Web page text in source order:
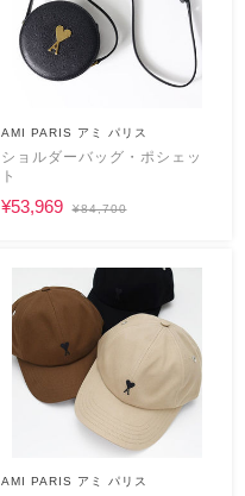
AMI PARIS アミ パリス
ショルダーバッグ・ポシェッ
ト
¥53,969 ¥84,700
AMI PARIS アミ パリス